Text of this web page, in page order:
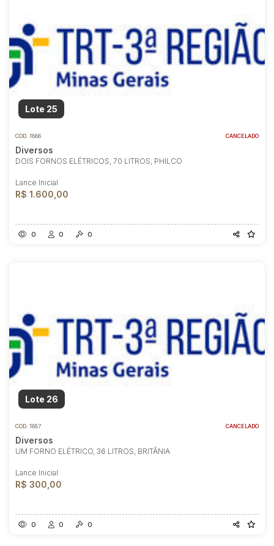
Lote 25
COD. 1886 CANCELADO
Diversos
DOIS FORNOS ELÉTRICOS, 70 LITROS, PHILCO
Lance Inicial
R$ 1.600,00
0 0 0
Lote 26
COD. 1887 CANCELADO
Diversos
UM FORNO ELÉTRICO, 36 LITROS, BRITÂNIA
Lance Inicial
R$ 300,00
0 0 0